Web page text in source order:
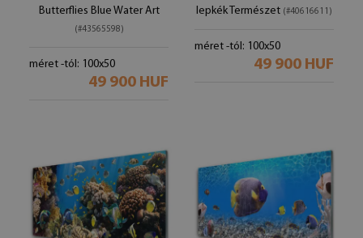
Butterflies Blue Water Art
(#43565598)
méret -tól: 100x50
49 900 HUF
lepkék Természet (#40616611)
méret -tól: 100x50
49 900 HUF